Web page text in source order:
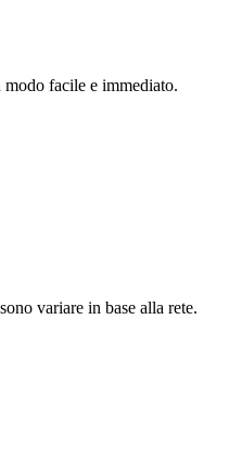
facile e immediato.
variare in base alla rete.